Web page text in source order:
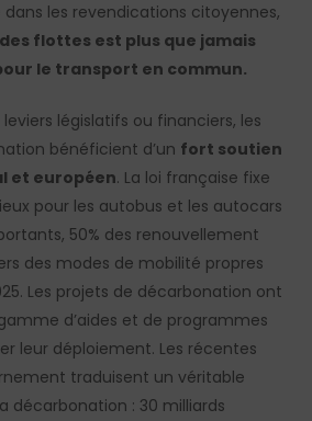
les revendications citoyennes,
flottes est plus que jamais
le transport en commun.
législatifs ou financiers, les
bénéficient d’un fort soutien
et européen. La loi française fixe
pour les autobus et les autocars
50% des renouvellement
des modes de mobilité propres
Les projets de décarbonation ont
d’aides et de programmes
leur déploiement. Les récentes
traduisent un véritable
décarbonation : 30 milliards